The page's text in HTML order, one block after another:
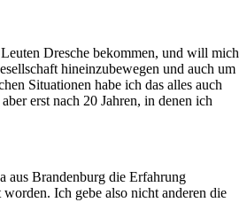
Dresche bekommen, und will mich
hineinzubewegen und auch um
Situationen habe ich das alles auch
erst nach 20 Jahren, in denen ich
aus Brandenburg die Erfahrung
Ich gebe also nicht anderen die